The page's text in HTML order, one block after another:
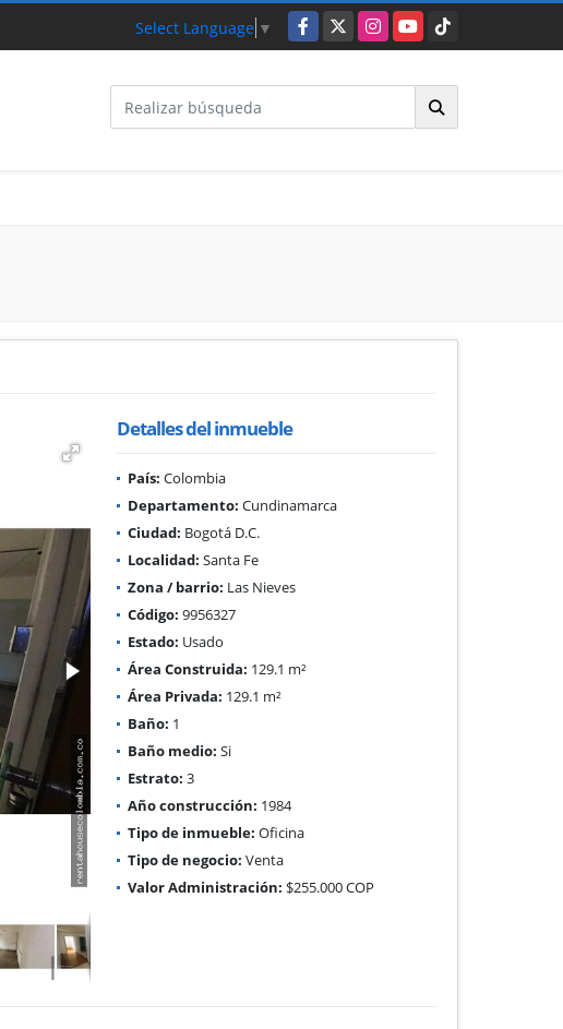
Select Language ▼ Facebook
X InstagramYouTubeTikTok
Detalles del inmueble
País: Colombia
Departamento: Cundinamarca
Ciudad: Bogotá D.C.
Localidad: Santa Fe
Zona / barrio: Las Nieves
Código: 9956327
Estado: Usado
Área Construida: 129.1 m²
Área Privada: 129.1 m²
Baño: 1
Baño medio: Si
Estrato: 3
Año construcción: 1984
Tipo de inmueble: Oficina
Tipo de negocio: Venta
Valor Administración: $255.000 COP